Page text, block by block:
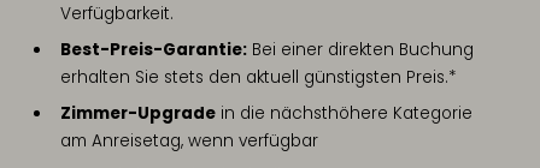
Verfügbarkeit.
Best-Preis-Garantie: Bei einer direkten Buchung
erhalten Sie stets den aktuell günstigsten Preis.*
Zimmer-Upgrade in die nächsthöhere Kategorie
am Anreisetag, wenn verfügbar